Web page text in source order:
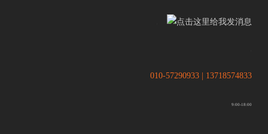
010-57290933 | 13718574833
9:00-18:00